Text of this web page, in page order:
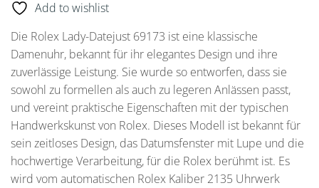
Add to wishlist
Die Rolex Lady-Datejust 69173 ist eine klassische
Damenuhr, bekannt für ihr elegantes Design und ihre
zuverlässige Leistung. Sie wurde so entworfen, dass sie
sowohl zu formellen als auch zu legeren Anlässen passt,
und vereint praktische Eigenschaften mit der typischen
Handwerkskunst von Rolex. Dieses Modell ist bekannt für
sein zeitloses Design, das Datumsfenster mit Lupe und die
hochwertige Verarbeitung, für die Rolex berühmt ist. Es
wird vom automatischen Rolex Kaliber 2135 Uhrwerk